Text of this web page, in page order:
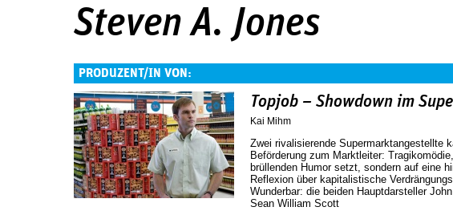
Steven A. Jones
PRODUZENT/IN VON:
Topjob – Showdown im
Kai Mihm
Zwei rivalisierende Supermarktangestellte
Beförderung zum Marktleiter:
brüllenden Humor setzt, sondern auf eine
Reflexion über kapitalistische
Wunderbar: die beiden Hauptdarsteller
Sean William Scott